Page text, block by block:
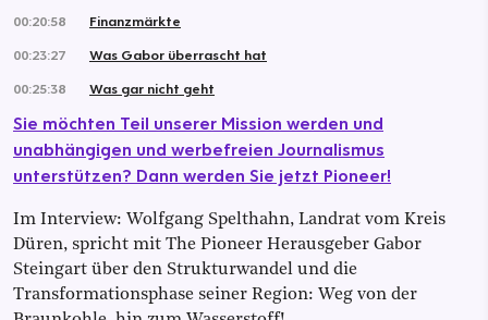
00:20:58
Finanzmärkte
00:23:27
Was Gabor überrascht hat
00:25:38
Was gar nicht geht
Sie möchten Teil unserer Mission werden und
unabhängigen und werbefreien Journalismus
unterstützen? Dann werden Sie jetzt Pioneer!
Im Interview: Wolfgang Spelthahn, Landrat vom Kreis
Düren, spricht mit The Pioneer Herausgeber Gabor
Steingart über den Strukturwandel und die
Transformationsphase seiner Region: Weg von der